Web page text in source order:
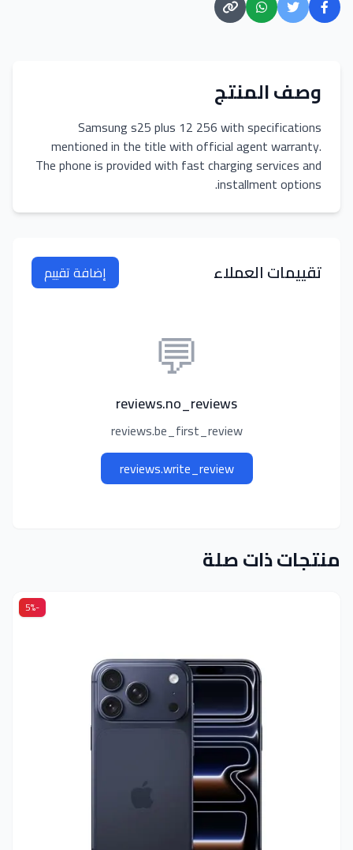
وصف المنتج
Samsung s25 plus 12 256 with specifications
mentioned in the title with official agent warranty.
The phone is provided with fast charging services and
installment options.
تقييمات العملاء إضافة تقييم
💬
reviews.no_reviews
reviews.be_first_review
reviews.write_review
منتجات ذات صلة
-5%